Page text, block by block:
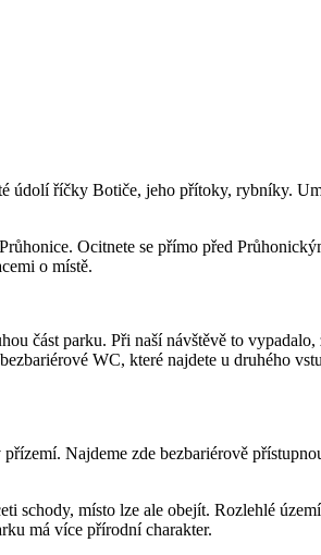
říčky Botiče, jeho přítoky, rybníky.
Ocitnete se přímo před
o místě.
část parku. Při naší návštěvě to
WC, které najdete u druhého
Najdeme zde bezbariérově
místo lze ale obejít. Rozlehlé
má více přírodní charakter.